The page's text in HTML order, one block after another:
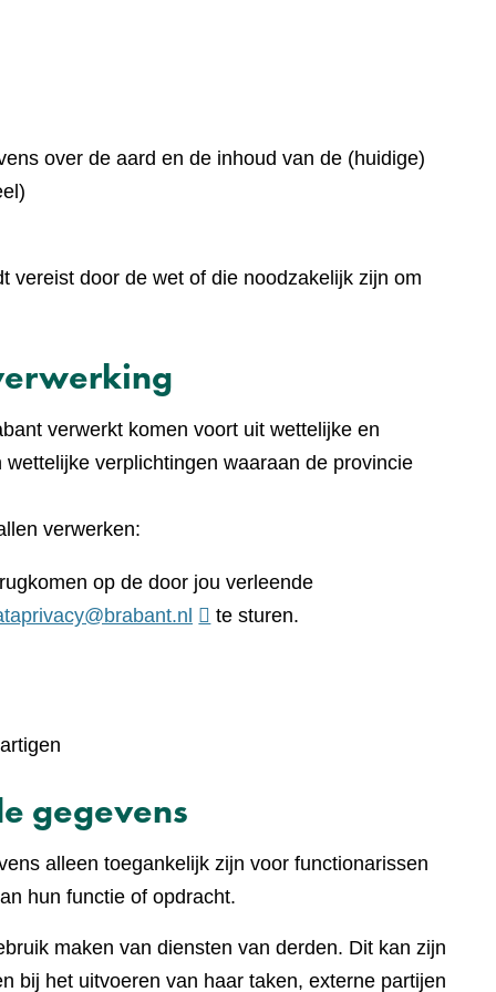
over de aard en de inhoud van de (huidige)
vereist door de wet of die noodzakelijk zijn om
verwerkt komen voort uit wettelijke en
verplichtingen waaraan de provincie
verwerken:
op de door jou verleende
te sturen.
gegevens
alleen toegankelijk zijn voor functionarissen
hun functie of opdracht.
maken van diensten van derden. Dit kan zijn
bij het uitvoeren van haar taken, externe partijen